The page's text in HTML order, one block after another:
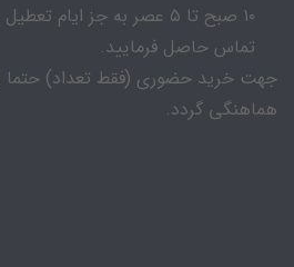
تماس حاصل فرمایید.
هماهنگی گردد.